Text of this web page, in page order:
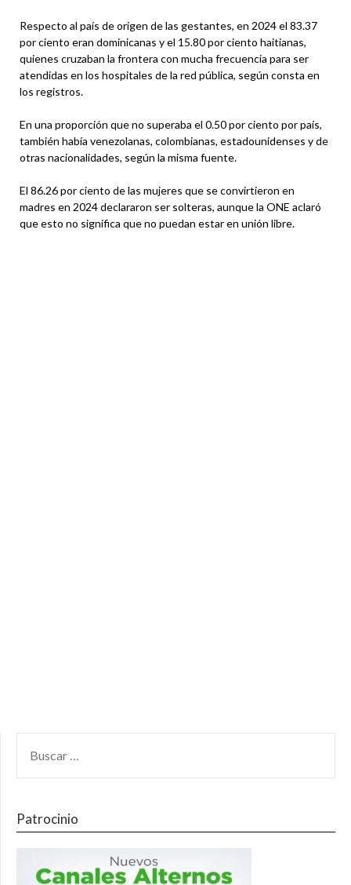
Respecto al país de origen de las gestantes, en 2024 el 83.37
por ciento eran dominicanas y el 15.80 por ciento haitianas,
quienes cruzaban la frontera con mucha frecuencia para ser
atendidas en los hospitales de la red pública, según consta en
los registros.
En una proporción que no superaba el 0.50 por ciento por país,
también había venezolanas, colombianas, estadounidenses y de
otras nacionalidades, según la misma fuente.
El 86.26 por ciento de las mujeres que se convirtieron en
madres en 2024 declararon ser solteras, aunque la ONE aclaró
que esto no significa que no puedan estar en unión libre.
Patrocinio